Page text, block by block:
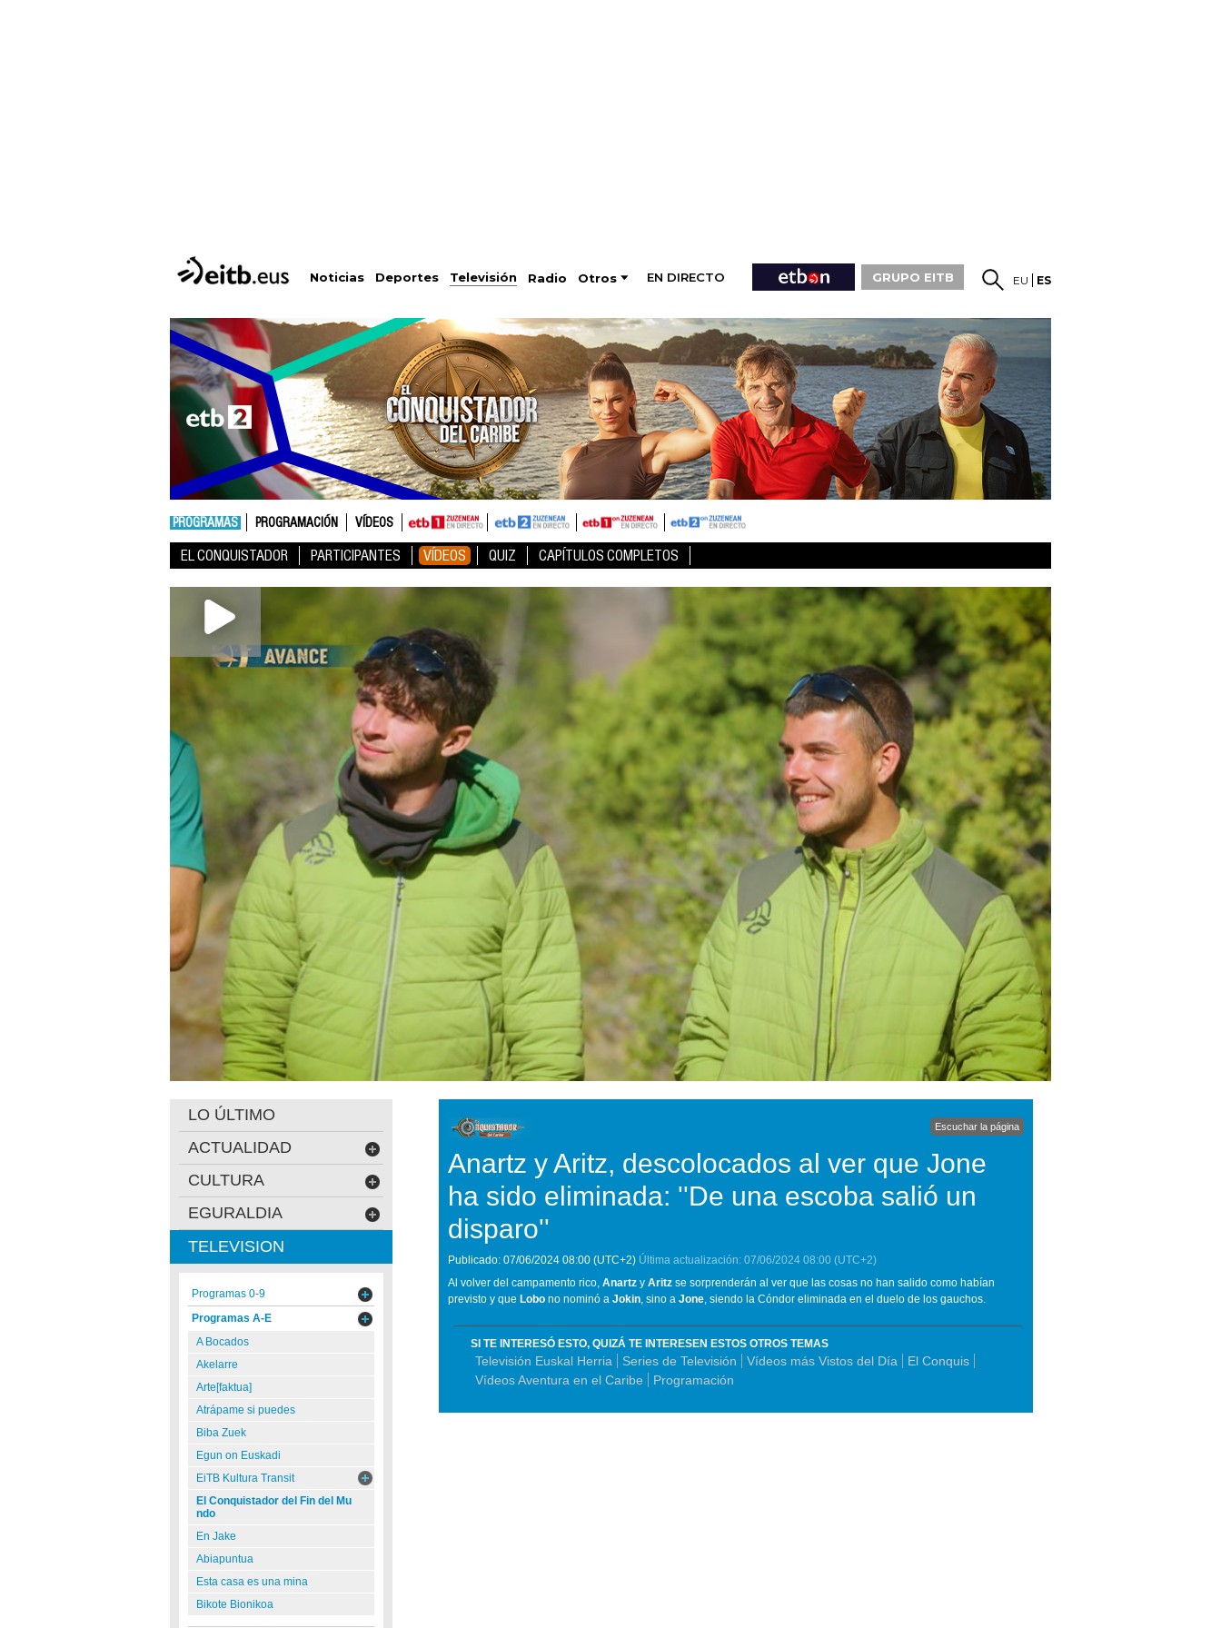
Noticias Deportes Televisión Radio Otros EN DIRECTO GRUPO EITB EU ES
PROGRAMAS PROGRAMACIÓN VÍDEOS
EL CONQUISTADOR PARTICIPANTES VÍDEOS QUIZ CAPÍTULOS COMPLETOS
Escuchar la página
Anartz y Aritz, descolocados al ver que Jone
ha sido eliminada: ''De una escoba salió un
disparo''
Publicado: 07/06/2024 08:00 (UTC+2) Última actualización: 07/06/2024 08:00 (UTC+2)
Al volver del campamento rico, Anartz y Aritz se sorprenderán al ver que las cosas no han salido como habían
previsto y que Lobo no nominó a Jokin, sino a Jone, siendo la Cóndor eliminada en el duelo de los gauchos.
SI TE INTERESÓ ESTO, QUIZÁ TE INTERESEN ESTOS OTROS TEMAS
Televisión Euskal Herria Series de Televisión Vídeos más Vistos del Día
El Conquis
Vídeos Aventura en el Caribe
Programación
LO ÚLTIMO
ACTUALIDAD
CULTURA
EGURALDIA
TELEVISION
Programas 0-9
Programas A-E
A Bocados
Akelarre
Arte[faktua]
Atrápame si puedes
Biba Zuek
Egun on Euskadi
EiTB Kultura Transit
El Conquistador del Fin del Mu
ndo
En Jake
Abiapuntua
Esta casa es una mina
Bikote Bionikoa